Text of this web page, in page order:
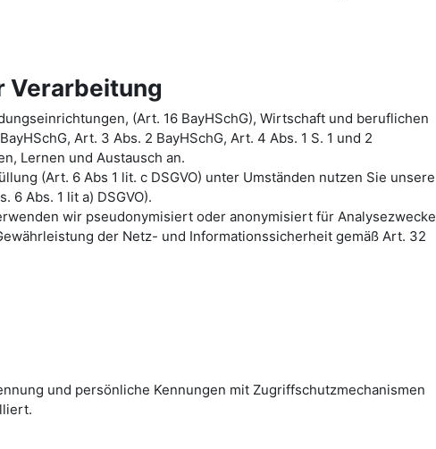
Verarbeitung
(Art. 16 BayHSchG), Wirtschaft und beruflichen
Art. 3 Abs. 2 BayHSchG, Art. 4 Abs. 1 S. 1 und 2
Lernen und Austausch an.
(Art. 6 Abs 1 lit. c DSGVO) unter Umständen nutzen Sie unsere
Abs. 1 lit a) DSGVO).
wir pseudonymisiert oder anonymisiert für Analysezwecke
der Netz- und Informationssicherheit gemäß Art. 32
und persönliche Kennungen mit Zugriffschutzmechanismen